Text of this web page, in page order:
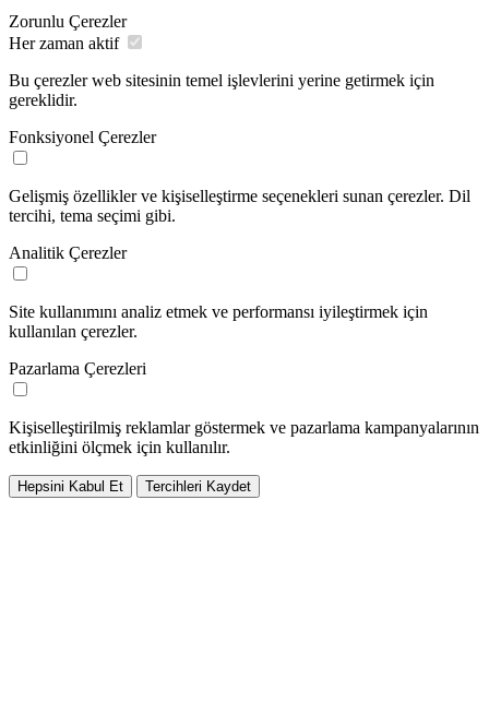
Zorunlu Çerezler
Her zaman aktif
Bu çerezler web sitesinin temel işlevlerini yerine getirmek için
gereklidir.
Fonksiyonel Çerezler
Gelişmiş özellikler ve kişiselleştirme seçenekleri sunan çerezler. Dil
tercihi, tema seçimi gibi.
Analitik Çerezler
Site kullanımını analiz etmek ve performansı iyileştirmek için
kullanılan çerezler.
Pazarlama Çerezleri
Kişiselleştirilmiş reklamlar göstermek ve pazarlama kampanyalarının
etkinliğini ölçmek için kullanılır.
Hepsini Kabul Et Tercihleri Kaydet